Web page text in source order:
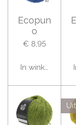
Ecopun
o
€ 8,95
In